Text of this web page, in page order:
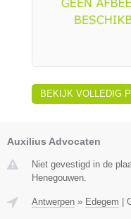
BEKIJK VOLLEDIG
Auxilius Advocaten
Niet gevestigd in de
Henegouwen.
Antwerpen » Edegem